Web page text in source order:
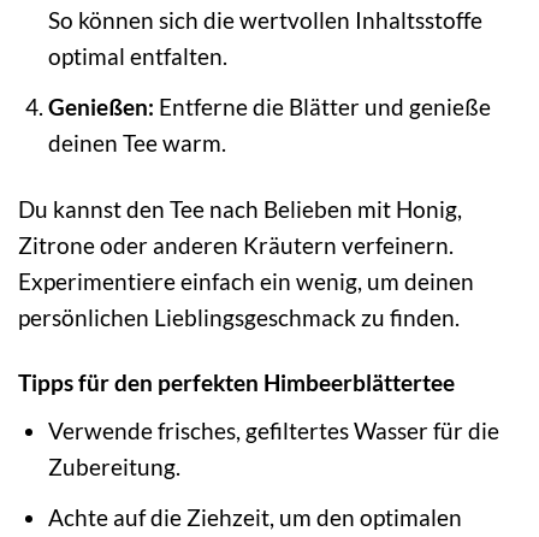
So können sich die wertvollen Inhaltsstoffe
optimal entfalten.
Genießen: Entferne die Blätter und genieße
deinen Tee warm.
Du kannst den Tee nach Belieben mit Honig,
Zitrone oder anderen Kräutern verfeinern.
Experimentiere einfach ein wenig, um deinen
persönlichen Lieblingsgeschmack zu finden.
Tipps für den perfekten Himbeerblättertee
Verwende frisches, gefiltertes Wasser für die
Zubereitung.
Achte auf die Ziehzeit, um den optimalen